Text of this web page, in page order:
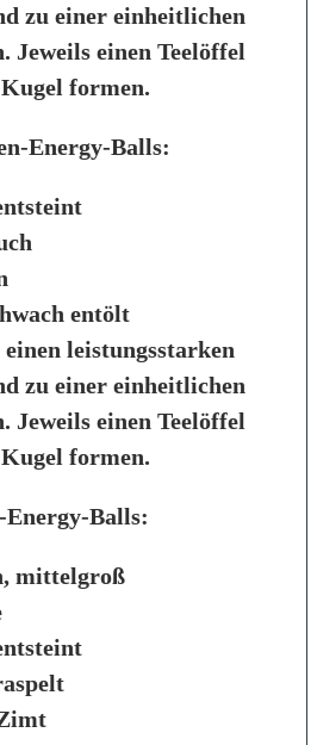
zu einer einheitlichen
Jeweils einen Teelöffel
formen.
Energy-Balls:
entölt
leistungsstarken
zu einer einheitlichen
Jeweils einen Teelöffel
formen.
Balls:
mittelgroß